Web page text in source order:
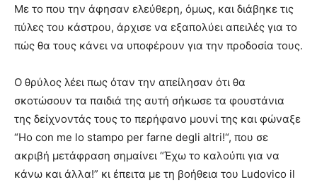
Με το που την άφησαν ελεύθερη, όμως, και διάβηκε τις
πύλες του κάστρου, άρχισε να εξαπολύει απειλές για το
πώς θα τους κάνει να υποφέρουν για την προδοσία τους.
Ο θρύλος λέει πως όταν την απείλησαν ότι θα
σκοτώσουν τα παιδιά της αυτή σήκωσε τα φουστάνια
της δείχνοντάς τους το περήφανο μουνί της και φώναξε
“Ho con me lo stampo per farne degli altri!“, που σε
ακριβή μετάφραση σημαίνει “Έχω το καλούπι για να
κάνω και άλλα!” κι έπειτα με τη βοήθεια του Ludovico il